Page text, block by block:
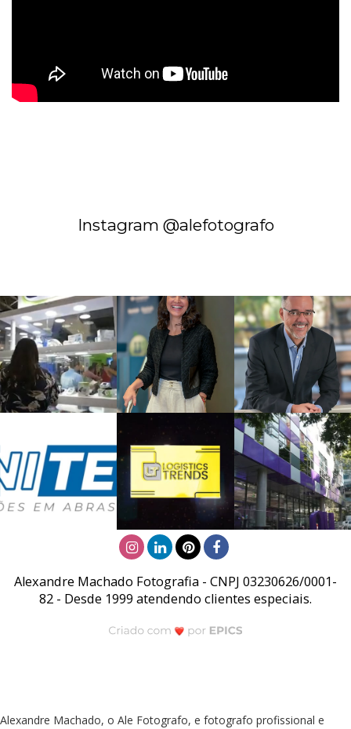
Instagram @alefotografo
Alexandre Machado Fotografia - CNPJ 03230626/0001-
82 - Desde 1999 atendendo clientes especiais.
Alexandre Machado, o Ale Fotografo, e fotografo profissional e